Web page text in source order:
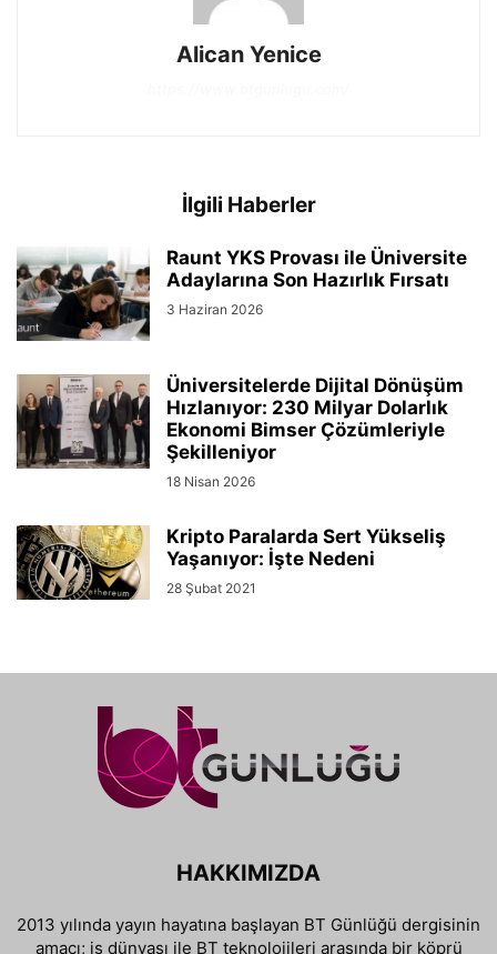
Alican Yenice
İlgili Haberler
Raunt YKS Provası ile Üniversite
Adaylarına Son Hazırlık Fırsatı
3 Haziran 2026
Üniversitelerde Dijital Dönüşüm
Hızlanıyor: 230 Milyar Dolarlık
Ekonomi Bimser Çözümleriyle
Şekilleniyor
18 Nisan 2026
Kripto Paralarda Sert Yükseliş
Yaşanıyor: İşte Nedeni
28 Şubat 2021
HAKKIMIZDA
2013 yılında yayın hayatına başlayan BT Günlüğü dergisinin
amacı; iş dünyası ile BT teknolojileri arasında bir köprü